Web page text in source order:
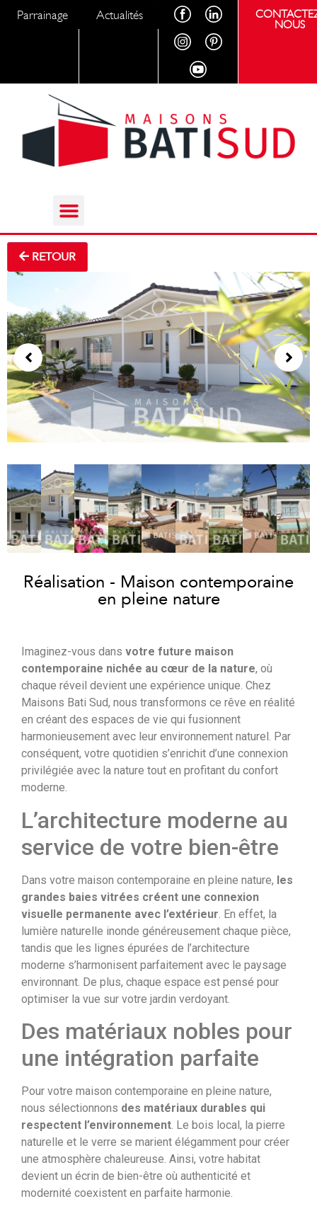
Parrainage Actualités
NOUS
RETOUR
Réalisation - Maison contemporaine
en pleine nature
Imaginez-vous dans votre future maison
contemporaine nichée au cœur de la nature, où
chaque réveil devient une expérience unique. Chez
Maisons Bati Sud, nous transformons ce rêve en réalité
en créant des espaces de vie qui fusionnent
harmonieusement avec leur environnement naturel. Par
conséquent, votre quotidien s’enrichit d’une connexion
privilégiée avec la nature tout en profitant du confort
moderne.
L’architecture moderne au
service de votre bien-être
Dans votre maison contemporaine en pleine nature, les
grandes baies vitrées créent une connexion
visuelle permanente avec l’extérieur. En effet, la
lumière naturelle inonde généreusement chaque pièce,
tandis que les lignes épurées de l’architecture
moderne s’harmonisent parfaitement avec le paysage
environnant. De plus, chaque espace est pensé pour
optimiser la vue sur votre jardin verdoyant.
Des matériaux nobles pour
une intégration parfaite
Pour votre maison contemporaine en pleine nature,
nous sélectionnons des matériaux durables qui
respectent l’environnement. Le bois local, la pierre
naturelle et le verre se marient élégamment pour créer
une atmosphère chaleureuse. Ainsi, votre habitat
devient un écrin de bien-être où authenticité et
modernité coexistent en parfaite harmonie.